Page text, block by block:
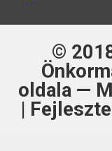
©
oldala —
|